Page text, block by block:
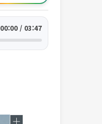
00:00 / 03:47